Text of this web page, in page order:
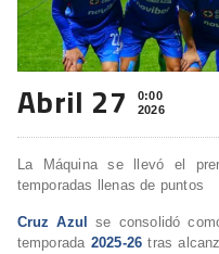
Abril 27
0:00
2026
La Máquina se llevó el
temporadas llenas de puntos
Cruz Azul se consolidó
temporada 2025-26 tras